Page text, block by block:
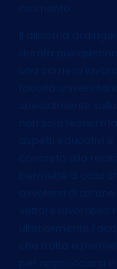
momento.
Il diploma di
durata
una carriera
facoltà
specialmente
non solo teorici
aspetti educativi
concreto alla
permette a colui
avvalersi di
settore lavorativo
ulteriormente
che tratta e
per approcciarsi